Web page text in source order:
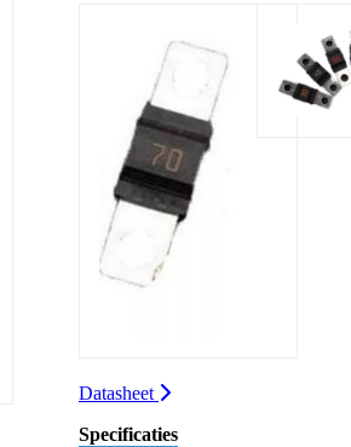
Datasheet
Specificaties